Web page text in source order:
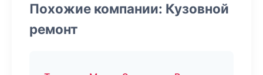
Похожие компании: Кузовной
ремонт